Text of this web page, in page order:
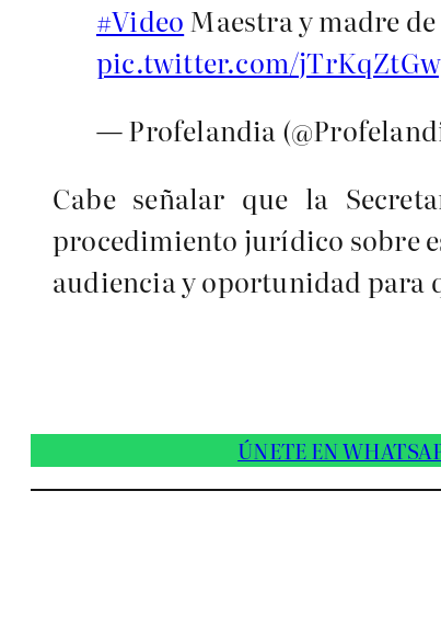
#Video Maestra y madre
pic.twitter.com/
— Profelandia
Cabe señalar que la
procedimiento jurídico sobre
audiencia y oportunidad para
ÚNETE EN